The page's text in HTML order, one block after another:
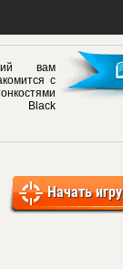
вам
с
Black
Начать игру